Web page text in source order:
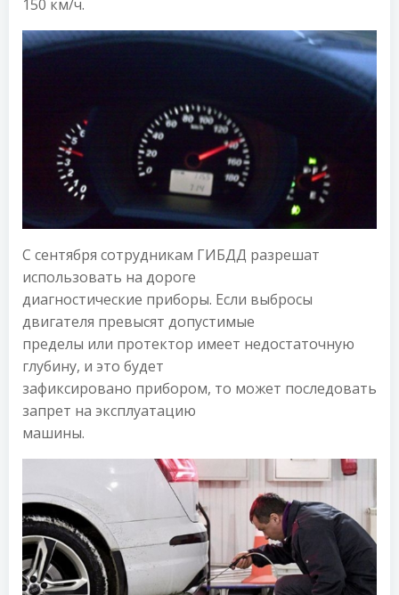
150 км/ч.
С сентября сотрудникам ГИБДД разрешат
использовать на дороге
диагностические приборы. Если выбросы
двигателя превысят допустимые
пределы или протектор имеет недостаточную
глубину, и это будет
зафиксировано прибором, то может последовать
запрет на эксплуатацию
машины.